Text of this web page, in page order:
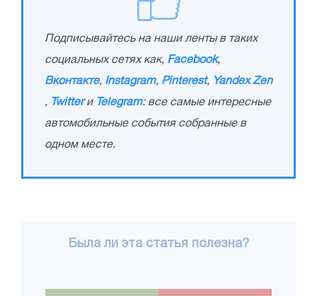
Подписывайтесь на наши ленты в таких
социальных сетях как, Facebook,
Вконтакте, Instagram, Pinterest, Yandex Zen
, Twitterи Telegram: все самые интересные
автомобильные события собранные в
одном месте.
Была ли эта статья полезна?